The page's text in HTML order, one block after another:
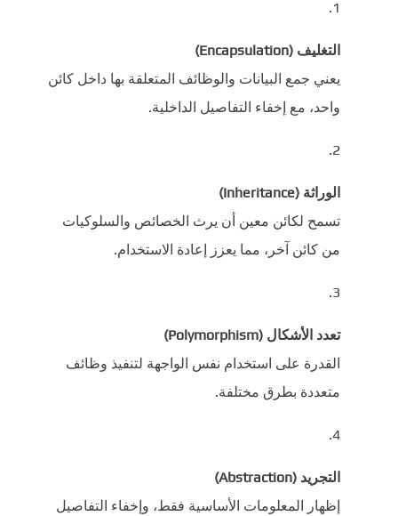
التغليف (Encapsulation)
يعني جمع البيانات والوظائف المتعلقة بها داخل كائن
واحد، مع إخفاء التفاصيل الداخلية.
الوراثة (Inheritance)
تسمح لكائن معين أن يرث الخصائص والسلوكيات
من كائن آخر، مما يعزز إعادة الاستخدام.
تعدد الأشكال (Polymorphism)
القدرة على استخدام نفس الواجهة لتنفيذ وظائف
متعددة بطرق مختلفة.
التجريد (Abstraction)
إظهار المعلومات الأساسية فقط، وإخفاء التفاصيل